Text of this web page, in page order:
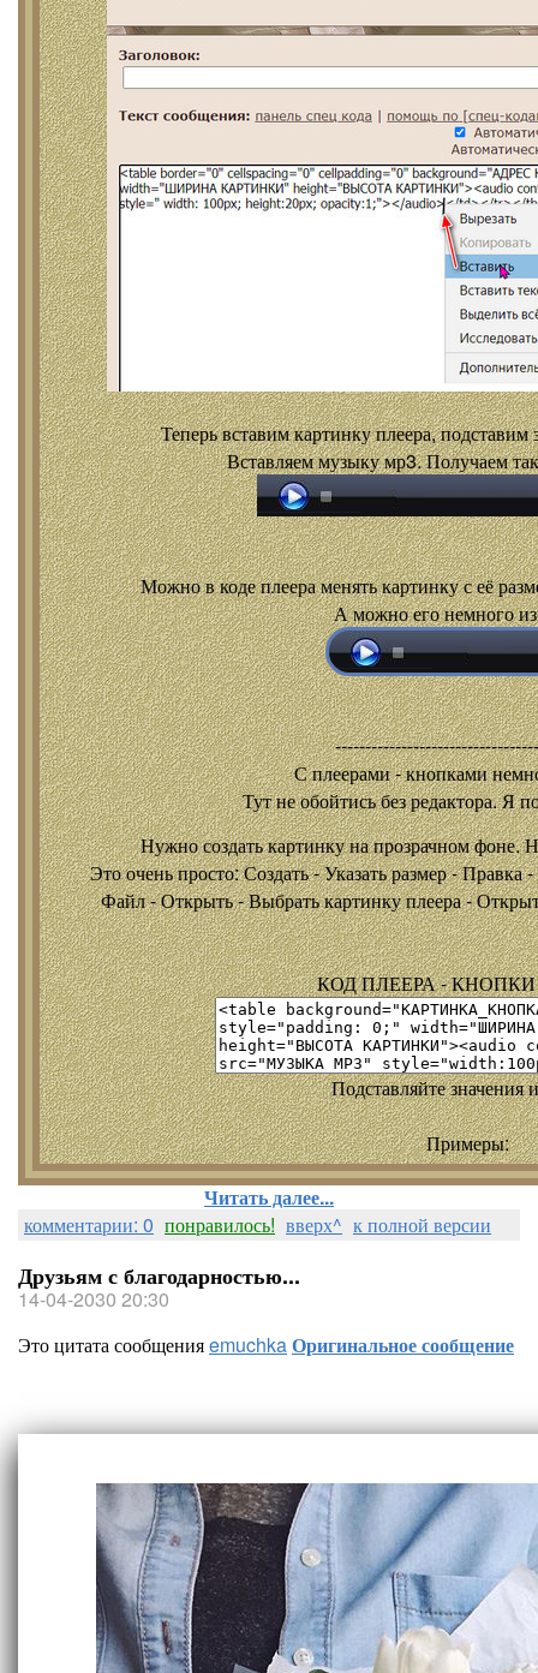
Теперь вставим картинку плеера, подставим
Вставляем музыку мр3. Получаем
Можно в коде плеера менять картинку с её
А можно его немного
С плеерами - кнопками
Тут не обойтись без редактора. Я
Нужно создать картинку на прозрачном фоне.
Это очень просто: Создать - Указать размер -
Файл - Открыть - Выбрать картинку плеера -
КОД ПЛЕЕРА - КНОПКИ
Подставляйте значения
Примеры:
Читать далее...
комментарии: 0 понравилось! вверх^ к полной версии
Друзьям с благодарностью...
14-04-2030 20:30
Это цитата сообщенияemuchkaОригинальное сообщение